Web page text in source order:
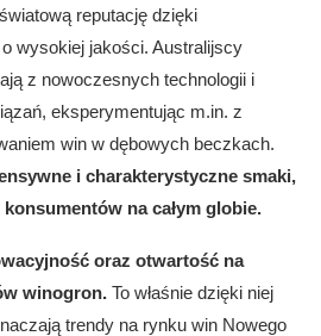
reputację dzięki
wysokiej jakości. Australijscy
z nowoczesnych technologii i
eksperymentując m.in. z
win w dębowych beczkach.
i charakterystyczne smaki,
na całym globie.
oraz otwartość na
winogron. To właśnie dzięki niej
trendy na rynku win Nowego